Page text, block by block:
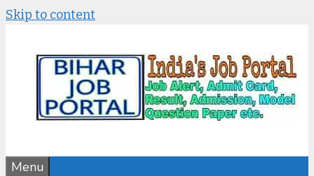
Skip to content
Menu